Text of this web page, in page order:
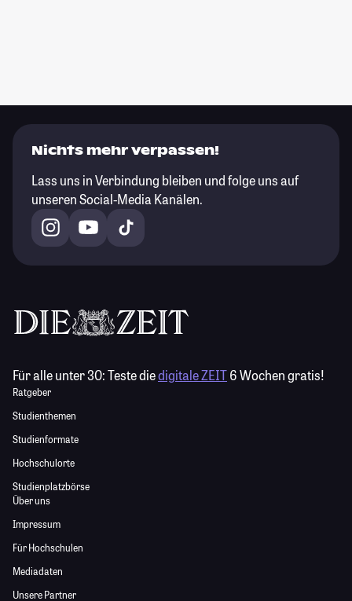
Nichts mehr verpassen!
Lass uns in Verbindung bleiben und folge uns auf
unseren Social-Media Kanälen.
Für alle unter 30:Teste diedigitale ZEIT6 Wochen gratis!
Ratgeber
Studienthemen
Studienformate
Hochschulorte
Studienplatzbörse
Über uns
Impressum
Für Hochschulen
Mediadaten
Unsere Partner